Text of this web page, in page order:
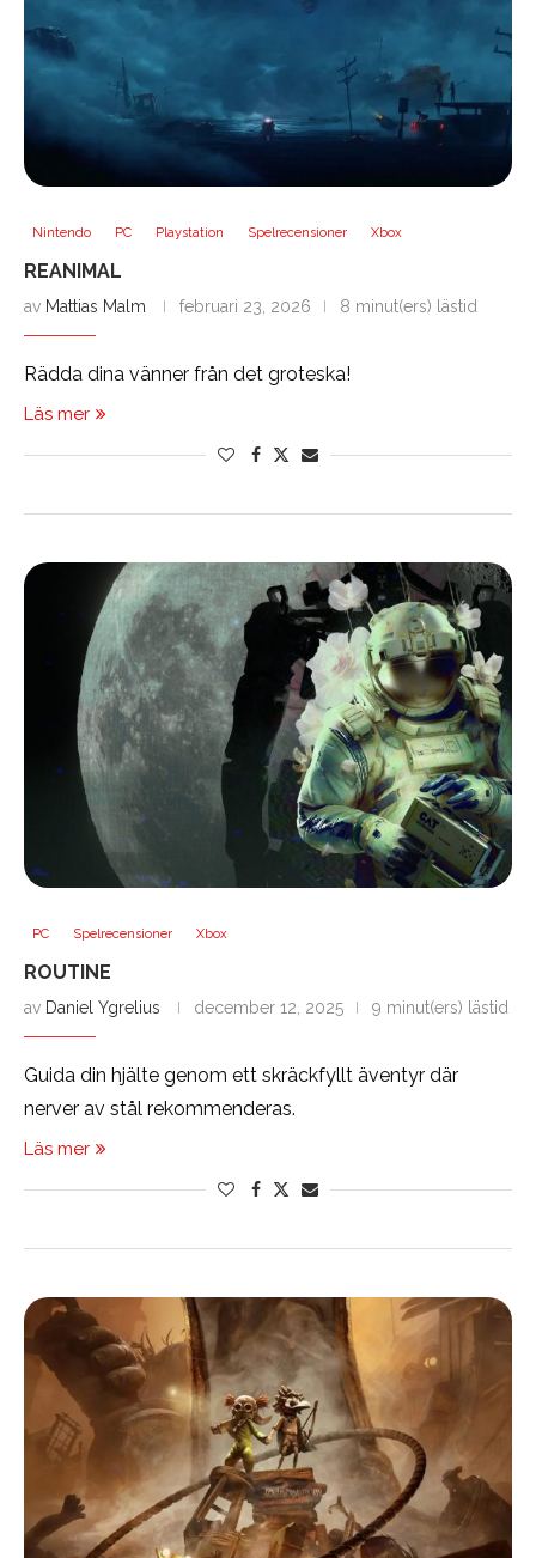
Nintendo PC Playstation Spelrecensioner Xbox
REANIMAL
av Mattias Malm februari 23, 2026 8 minut(ers) lästid
Rädda dina vänner från det groteska!
Läs mer
PC Spelrecensioner Xbox
ROUTINE
av Daniel Ygrelius december 12, 2025 9 minut(ers) lästid
Guida din hjälte genom ett skräckfyllt äventyr där
nerver av stål rekommenderas.
Läs mer